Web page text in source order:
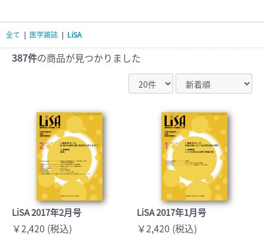
臨床医学:一般(359)
基礎医学(93)
看護学(21)
医療技術(16)
栄養学(0)
薬学(7)
医学一般(91) マルチメディア(0)
全て | 医学雑誌 | LiSA
387件の商品が見つかりました
LiSA 2017年2月号
￥2,420 (税込)
LiSA 2017年1月号
￥2,420 (税込)